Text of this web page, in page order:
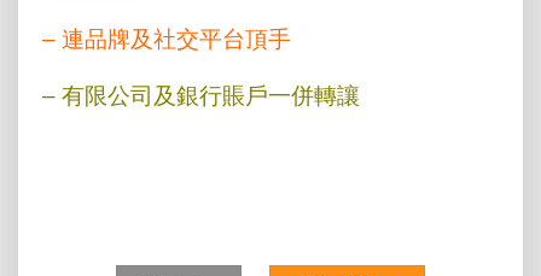
– 連品牌及社交平台頂手
– 有限公司及銀行賬戶一併轉讓